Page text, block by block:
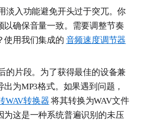
淡入功能避免开头过于突兀。你
以确保音量一致。需要调整节奏
使用我们集成的 音频速度调节器
的片段。为了获得最佳的设备兼
为MP3格式。如果遇到问题，
WAV转换器 将其转换为WAV文件
为这是一种系统普遍识别的未压